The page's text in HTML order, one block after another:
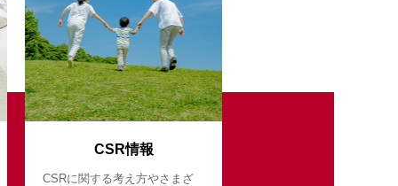
CSR情報
CSRに関する考え方やさまざ